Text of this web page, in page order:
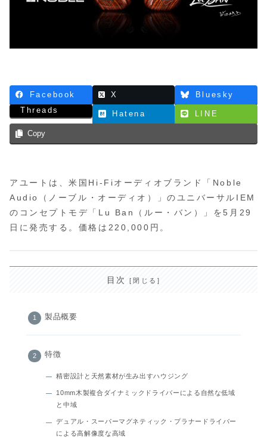
Facebook X
Bluesky
Threads
Hatena LINE
Copy
アユートは、米国Hi-Fiオーディオブランド「Noble
Audio（ノーブル・オーディオ）」のユニバーサルIEM
のコンセプトモデ「Lu Ban（ルー・バン）」を5月29
日に発売する。価格は220,000円。
目次
製品概要
特徴
精密設計と天然素材が生み出すハウジング
10mm木製複合ダイナミックドライバーによる自然な低域
と中域
デュアル・スーパーマグネティック・プラナードライバー
による高解像度な高域